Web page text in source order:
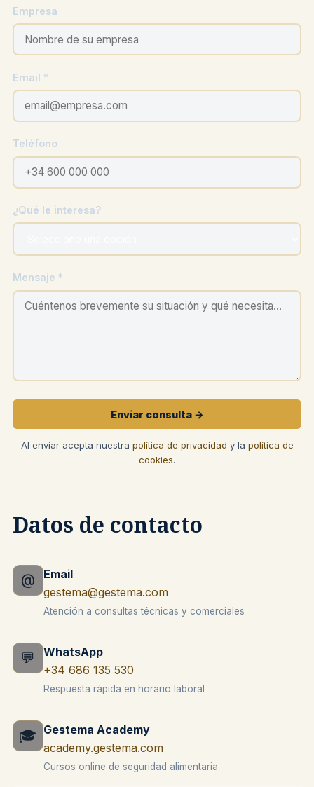
Empresa
Email *
Teléfono
¿Qué le interesa?
Mensaje *
Enviar consulta →
Al enviar acepta nuestra política de privacidad y la política de
cookies.
Datos de contacto
@
Email
gestema@gestema.com
Atención a consultas técnicas y comerciales
💬
WhatsApp
+34 686 135 530
Respuesta rápida en horario laboral
🎓 Gestema Academy
academy.gestema.com
Cursos online de seguridad alimentaria